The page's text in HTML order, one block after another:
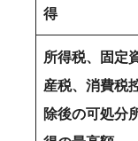
得
所得税、固定
産税、消費税
除後の可処分